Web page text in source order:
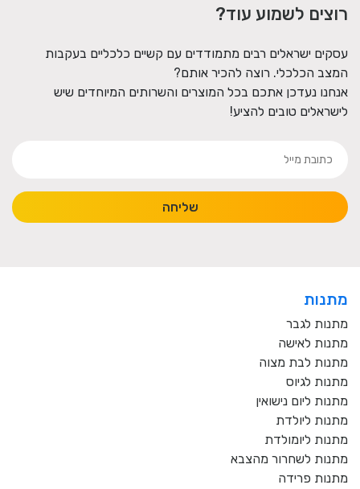
רוצים לשמוע עוד?
עסקים ישראלים רבים מתמודדים עם קשיים כלכליים בעקבות
המצב הכלכלי. רוצה להכיר אותם?
אנחנו נעדכן אתכם בכל המוצרים והשרותים המיוחדים שיש
לישראלים טובים להציע!
שליחה
מתנות
מתנות לגבר
מתנות לאישה
מתנות לבת מצוה
מתנות לגיוס
מתנות ליום נישואין
מתנות ליולדת
מתנות ליומולדת
מתנות לשחרור מהצבא
מתנות פרידה